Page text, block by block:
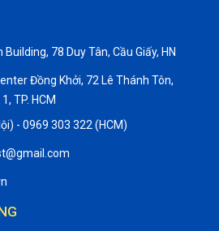
78 Duy Tân, Cầu Giấy, HN
Đồng Khởi, 72 Lê Thánh Tôn,
TP. HCM
- 0969 303 322 (HCM)